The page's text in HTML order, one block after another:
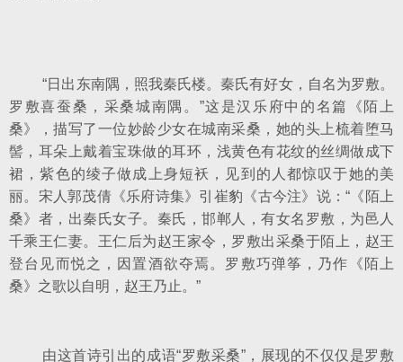
“日出东南隅，照我秦氏楼。秦氏有好女，自名为罗敷。
罗敷喜蚕桑，采桑城南隅。”这是汉乐府中的名篇《陌上
桑》，描写了一位妙龄少女在城南采桑，她的头上梳着堕马
髻，耳朵上戴着宝珠做的耳环，浅黄色有花纹的丝绸做成下
裙，紫色的绫子做成上身短袄，见到的人都惊叹于她的美
丽。宋人郭茂倩《乐府诗集》引崔豹《古今注》说：“《陌上
桑》者，出秦氏女子。秦氏，邯郸人，有女名罗敷，为邑人
千乘王仁妻。王仁后为赵王家令，罗敷出采桑于陌上，赵王
登台见而悦之，因置酒欲夺焉。罗敷巧弹筝，乃作《陌上
桑》之歌以自明，赵王乃止。”
由这首诗引出的成语“罗敷采桑”，展现的不仅仅是罗敷